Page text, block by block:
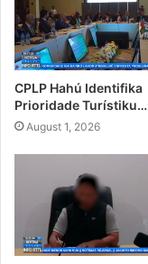
CPLP Hahú Identifika
Prioridade Turístiku…
August 1, 2026